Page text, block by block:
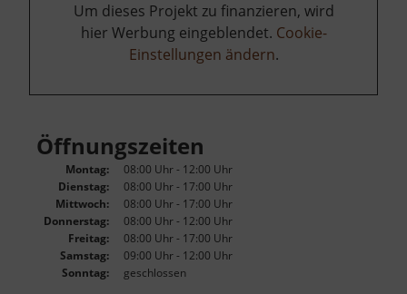
Um dieses Projekt zu finanzieren, wird
hier Werbung eingeblendet. Cookie-
Einstellungen ändern.
Öffnungszeiten
Montag:
08:00 Uhr - 12:00 Uhr
Dienstag:
08:00 Uhr - 17:00 Uhr
Mittwoch:
08:00 Uhr - 17:00 Uhr
Donnerstag:
08:00 Uhr - 12:00 Uhr
Freitag:
08:00 Uhr - 17:00 Uhr
Samstag:
09:00 Uhr - 12:00 Uhr
Sonntag:
geschlossen